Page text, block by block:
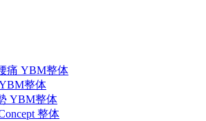
痛 YBM整体
整体
YBM整体
整体